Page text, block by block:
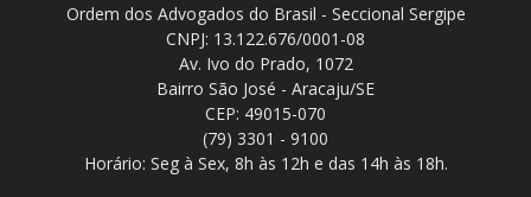
Ordem dos Advogados do Brasil - Seccional Sergipe
CNPJ: 13.122.676/0001-08
Av. Ivo do Prado, 1072
Bairro São José - Aracaju/SE
CEP: 49015-070
(79) 3301 - 9100
Horário: Seg à Sex, 8h às 12h e das 14h às 18h.